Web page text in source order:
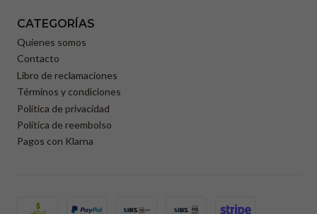
CATEGORÍAS
Quienes somos
Contacto
Libro de reclamaciones
Términos y condiciones
Política de privacidad
Política de reembolso
Pagos con Klarna